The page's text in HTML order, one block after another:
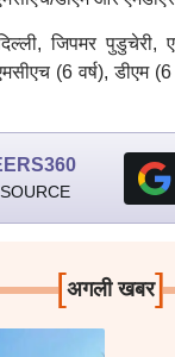
जिपमर
(6 वर्ष), डीएम
[अगली खबर]